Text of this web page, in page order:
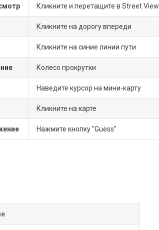
Кликните и перетащите в Street View
Кликните на дорогу впереди
Кликните на синие линии пути
Колесо прокрутки
Наведите курсор на мини-карту
Кликните на карте
Нажмите кнопку "Guess"